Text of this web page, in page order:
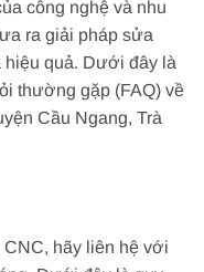
công nghệ và nhu
ra giải pháp sửa
hiệu quả. Dưới đây là
thường gặp (FAQ) về
Cầu Ngang, Trà
hãy liên hệ với